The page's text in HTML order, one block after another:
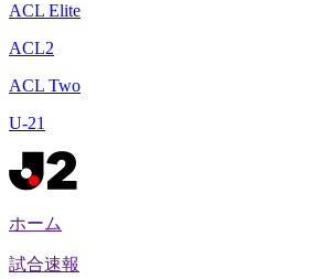
ACL Elite
ACL2
ACL Two
U-21
ホーム
試合速報